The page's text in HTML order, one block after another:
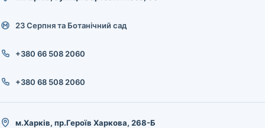
23 Серпня та Ботанічний сад
+380 66 508 2060
+380 68 508 2060
м.Харків, пр.Героїв Харкова, 268-Б